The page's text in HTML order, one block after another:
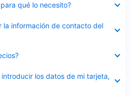
qué lo necesito?
la información de contacto del
los datos de mi tarjeta,